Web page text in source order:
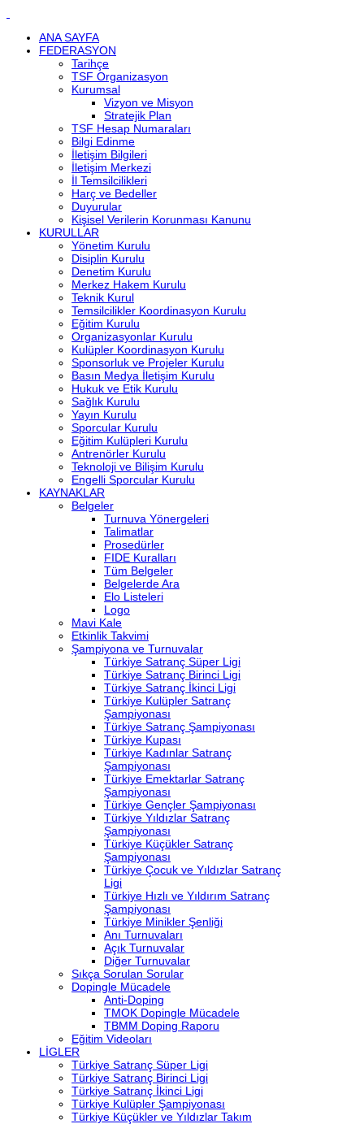
ANA SAYFA
FEDERASYON
Tarihçe
TSF Organizasyon
Kurumsal
Vizyon ve Misyon
Stratejik Plan
TSF Hesap Numaraları
Bilgi Edinme
İletişim Bilgileri
İletişim Merkezi
İl Temsilcilikleri
Harç ve Bedeller
Duyurular
Kişisel Verilerin Korunması Kanunu
KURULLAR
Yönetim Kurulu
Disiplin Kurulu
Denetim Kurulu
Merkez Hakem Kurulu
Teknik Kurul
Temsilcilikler Koordinasyon Kurulu
Eğitim Kurulu
Organizasyonlar Kurulu
Kulüpler Koordinasyon Kurulu
Sponsorluk ve Projeler Kurulu
Basın Medya İletişim Kurulu
Hukuk ve Etik Kurulu
Sağlık Kurulu
Yayın Kurulu
Sporcular Kurulu
Eğitim Kulüpleri Kurulu
Antrenörler Kurulu
Teknoloji ve Bilişim Kurulu
Engelli Sporcular Kurulu
KAYNAKLAR
Belgeler
Turnuva Yönergeleri
Talimatlar
Prosedürler
FIDE Kuralları
Tüm Belgeler
Belgelerde Ara
Elo Listeleri
Logo
Mavi Kale
Etkinlik Takvimi
Şampiyona ve Turnuvalar
Türkiye Satranç Süper Ligi
Türkiye Satranç Birinci Ligi
Türkiye Satranç İkinci Ligi
Türkiye Kulüpler Satranç
Şampiyonası
Türkiye Satranç Şampiyonası
Türkiye Kupası
Türkiye Kadınlar Satranç
Şampiyonası
Türkiye Emektarlar Satranç
Şampiyonası
Türkiye Gençler Şampiyonası
Türkiye Yıldızlar Satranç
Şampiyonası
Türkiye Küçükler Satranç
Şampiyonası
Türkiye Çocuk ve Yıldızlar Satranç
Ligi
Türkiye Hızlı ve Yıldırım Satranç
Şampiyonası
Türkiye Minikler Şenliği
Anı Turnuvaları
Açık Turnuvalar
Diğer Turnuvalar
Sıkça Sorulan Sorular
Dopingle Mücadele
Anti-Doping
TMOK Dopingle Mücadele
TBMM Doping Raporu
Eğitim Videoları
LİGLER
Türkiye Satranç Süper Ligi
Türkiye Satranç Birinci Ligi
Türkiye Satranç İkinci Ligi
Türkiye Kulüpler Şampiyonası
Türkiye Küçükler ve Yıldızlar Takım